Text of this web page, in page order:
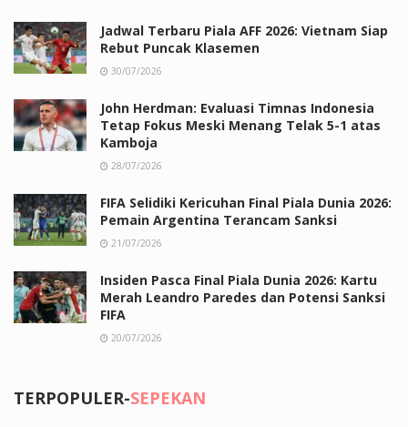
Jadwal Terbaru Piala AFF 2026: Vietnam Siap
Rebut Puncak Klasemen
30/07/2026
John Herdman: Evaluasi Timnas Indonesia
Tetap Fokus Meski Menang Telak 5-1 atas
Kamboja
28/07/2026
FIFA Selidiki Kericuhan Final Piala Dunia 2026:
Pemain Argentina Terancam Sanksi
21/07/2026
Insiden Pasca Final Piala Dunia 2026: Kartu
Merah Leandro Paredes dan Potensi Sanksi
FIFA
20/07/2026
TERPOPULER-SEPEKAN